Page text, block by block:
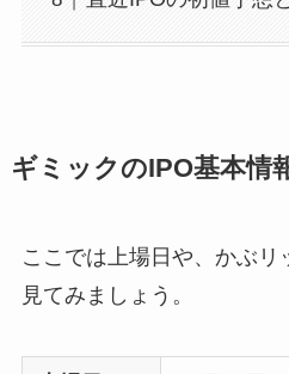
ギミックのIPO基本情
ここでは上場日や、かぶリ
見てみましょう。